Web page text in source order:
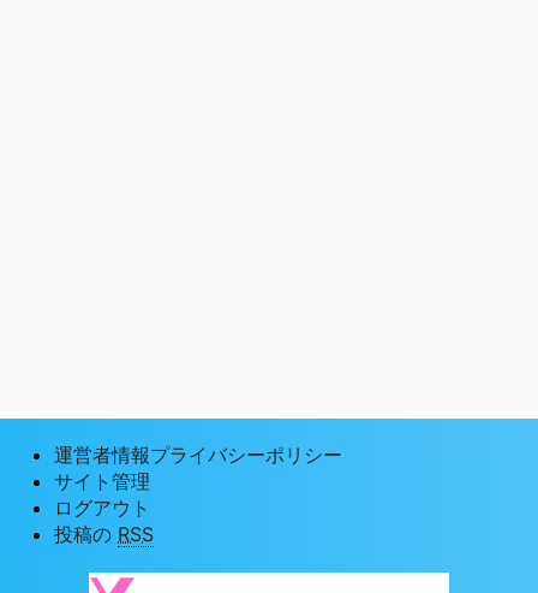
運営者情報プライバシーポリシー
サイト管理
ログアウト
投稿の RSS